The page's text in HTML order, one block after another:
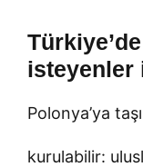
isteyenler
Polonya’ya
kurulabilir: